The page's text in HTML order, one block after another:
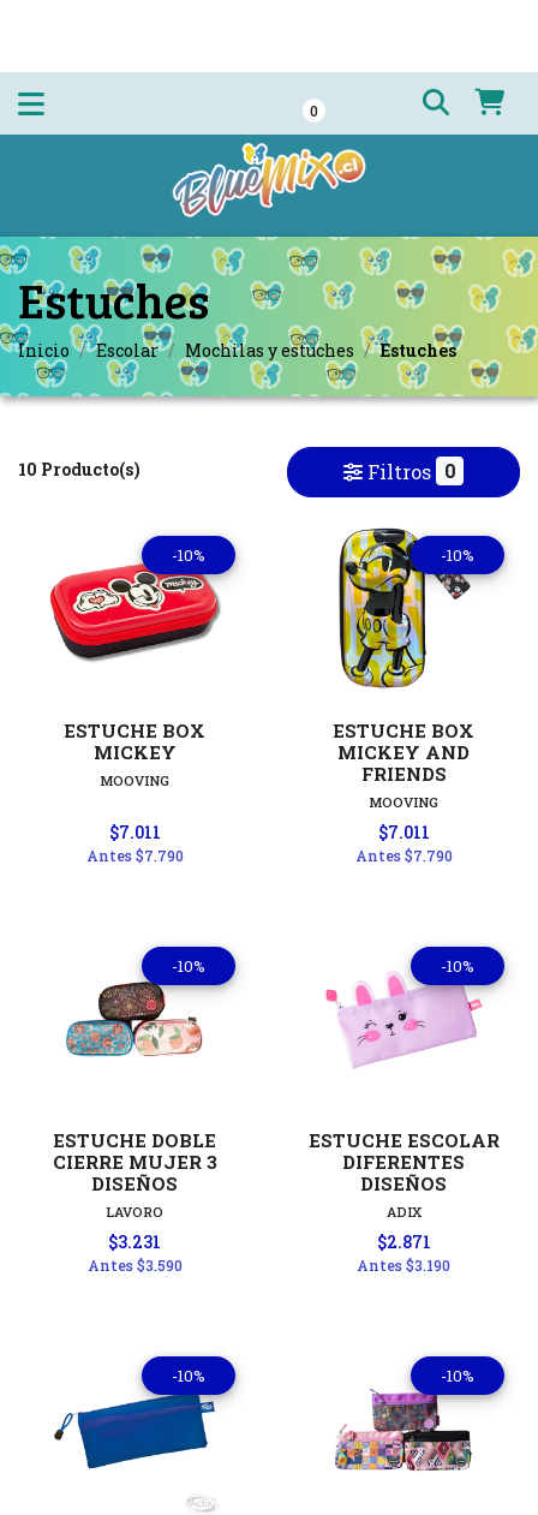
0
Estuches
Inicio Escolar Mochilas y estuches Estuches
10 Producto(s) Filtros 0
-10%
ESTUCHE BOX
MICKEY
MOOVING
$7.011
Antes$7.790
-10%
ESTUCHE BOX
MICKEY AND
FRIENDS
MOOVING
$7.011
Antes$7.790
-10%
ESTUCHE DOBLE
CIERRE MUJER 3
DISEÑOS
LAVORO
$3.231
Antes$3.590
-10%
ESTUCHE ESCOLAR
DIFERENTES
DISEÑOS
ADIX
$2.871
Antes$3.190
-10% -10%